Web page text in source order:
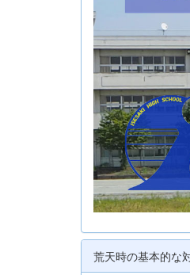
荒天時の基本的な